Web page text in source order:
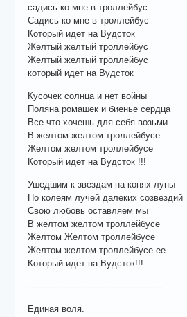
садись ко мне в троллейбус
Садись ко мне в троллейбус
Который идет на Вудсток
Желтый желтый троллейбус
Желтый желтый троллейбус
который идет на Вудсток
Кусочек солнца и нет войны
Поляна ромашек и биенье сердца
Все что хочешь для себя возьми
В желтом желтом троллейбусе
Желтом желтом троллейбусе
Который идет на Вудсток !!!
Ушедшим к звездам на конях луны
По колеям лучей далеких созвездий
Свою любовь оставляем мы
В желтом желтом троллейбусе
Желтом Желтом троллейбусе
Желтом желтом троллейбусе-ее
Который идет на Вудсток!!!
-------------------------------------------------
Единая воля.